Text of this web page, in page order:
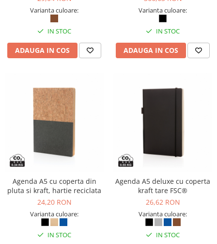
Varianta culoare:
IN STOC
ADAUGA IN COS
Varianta culoare:
IN STOC
ADAUGA IN COS
Agenda A5 cu coperta din
pluta si kraft, hartie reciclata
24,20 RON
Varianta culoare:
IN STOC
Agenda A5 deluxe cu coperta
kraft tare FSC®
26,62 RON
Varianta culoare:
IN STOC